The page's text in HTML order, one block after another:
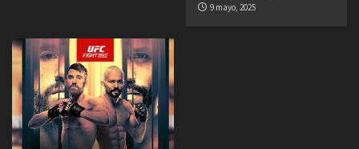
9 mayo, 2025